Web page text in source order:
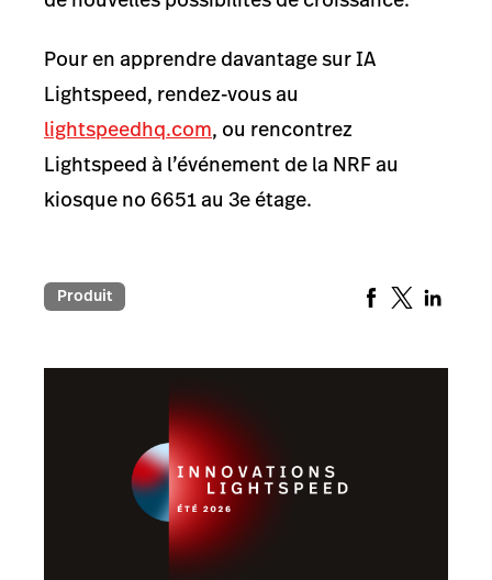
Pour en apprendre davantage sur IA
Lightspeed, rendez-vous au
lightspeedhq.com, ou rencontrez
Lightspeed à l’événement de la NRF au
kiosque no 6651 au 3e étage.
Produit